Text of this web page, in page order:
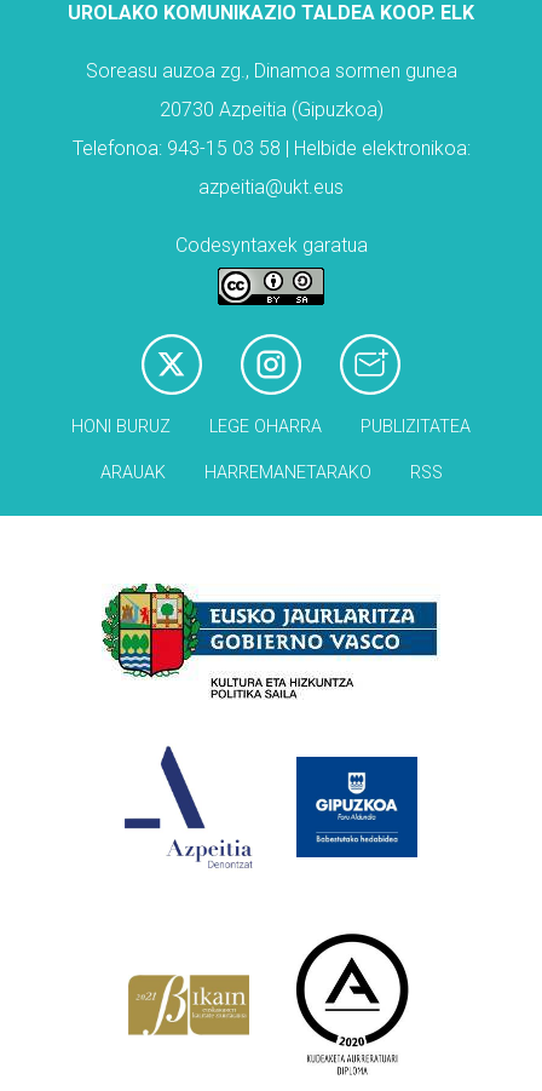
UROLAKO KOMUNIKAZIO TALDEA KOOP. ELK
Soreasu auzoa zg., Dinamoa sormen gunea
20730 Azpeitia (Gipuzkoa)
Telefonoa: 943-15 03 58 | Helbide elektronikoa:
azpeitia@ukt.eus
Codesyntaxek garatua
HONI BURUZ LEGE OHARRA PUBLIZITATEA
ARAUAK HARREMANETARAKO RSS